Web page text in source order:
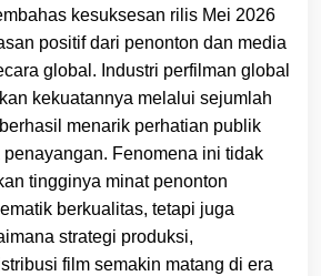
kesuksesan rilis Mei 2026
positif dari penonton dan media
global. Industri perfilman global
kekuatannya melalui sejumlah
menarik perhatian publik
Fenomena ini tidak
tingginya minat penonton
berkualitas, tetapi juga
strategi produksi,
film semakin matang di era